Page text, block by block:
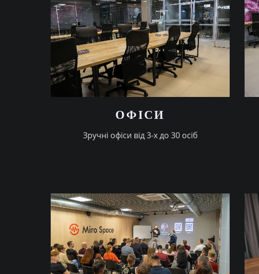
ОФIСИ
Зручнi офiси вiд 3-х до 30 осiб